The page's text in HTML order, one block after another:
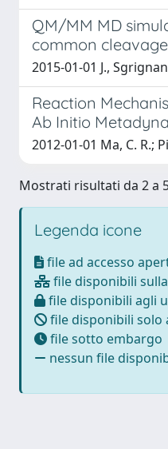
QM/MM MD
common
2015-01-01 J.,
Reaction
Ab Initio
2012-01-01 Ma, C. R.;
Mostrati risultati da 2 a
Legenda icone
file ad accesso
file disponibili
file disponibili agli
file disponibili
file sotto embargo
nessun file